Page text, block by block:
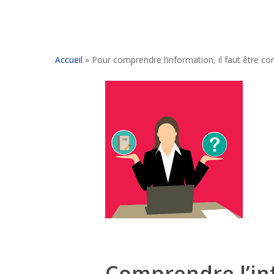
Accueil » Pour comprendre l’information, il faut être